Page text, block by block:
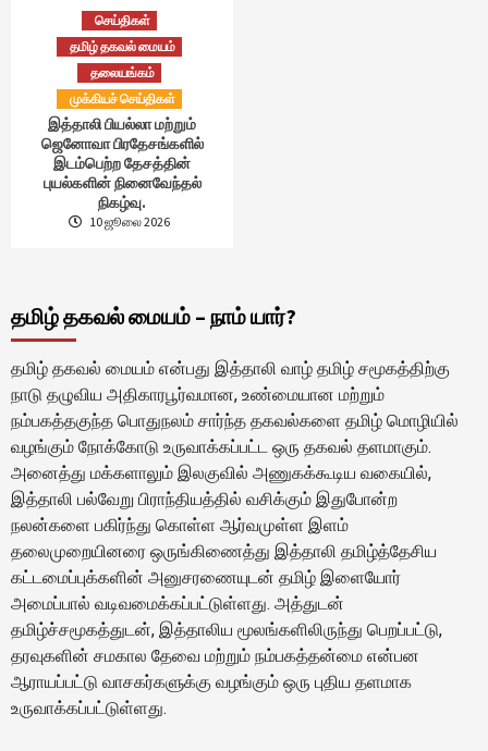
செய்திகள்
தமிழ் தகவல் மையம்
தலையங்கம்
முக்கியச் செய்திகள்
இத்தாலி பியல்லா மற்றும்
ஜெனோவா பிரதேசங்களில்
இடம்பெற்ற தேசத்தின்
புயல்களின் நினைவேந்தல்
நிகழ்வு.
10 ஜூலை 2026
தமிழ் தகவல் மையம் – நாம் யார்?
தமிழ் தகவல் மையம் என்பது இத்தாலி வாழ் தமிழ் சமூகத்திற்கு
நாடு தழுவிய அதிகாரபூர்வமான, உண்மையான மற்றும்
நம்பகத்தகுந்த பொதுநலம் சார்ந்த தகவல்களை தமிழ் மொழியில்
வழங்கும் நோக்கோடு உருவாக்கப்பட்ட ஒரு தகவல் தளமாகும்.
அனைத்து மக்களாலும் இலகுவில் அணுகக்கூடிய வகையில்,
இத்தாலி பல்வேறு பிராந்தியத்தில் வசிக்கும் இதுபோன்ற
நலன்களை பகிர்ந்து கொள்ள ஆர்வமுள்ள இளம்
தலைமுறையினரை ஒருங்கிணைத்து இத்தாலி தமிழ்த்தேசிய
கட்டமைப்புக்களின் அனுசரணையுடன் தமிழ் இளையோர்
அமைப்பால் வடிவமைக்கப்பட்டுள்ளது. அத்துடன்
தமிழ்ச்சமூகத்துடன், இத்தாலிய மூலங்களிலிருந்து பெறப்பட்டு,
தரவுகளின் சமகால தேவை மற்றும் நம்பகத்தன்மை என்பன
ஆராயப்பட்டு வாசகர்களுக்கு வழங்கும் ஒரு புதிய தளமாக
உருவாக்கப்பட்டுள்ளது.